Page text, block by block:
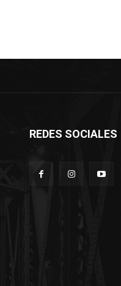
REDES SOCIALES